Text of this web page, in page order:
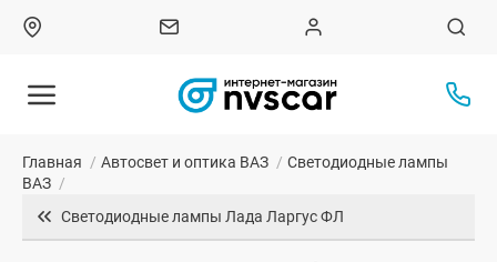
Главная / Автосвет и оптика ВАЗ / Светодиодные лампы
ВАЗ /
Светодиодные лампы Лада Ларгус ФЛ